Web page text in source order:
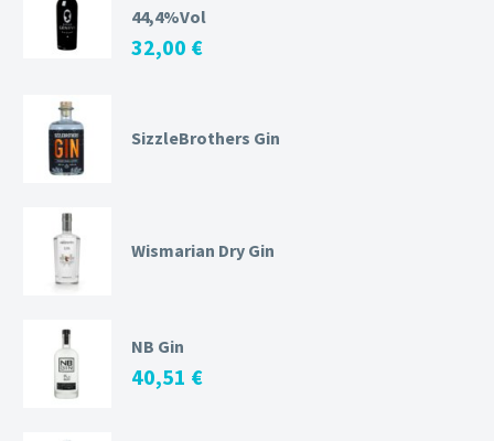
44,4%Vol
32,00 €
SizzleBrothers Gin
Wismarian Dry Gin
NB Gin
40,51 €